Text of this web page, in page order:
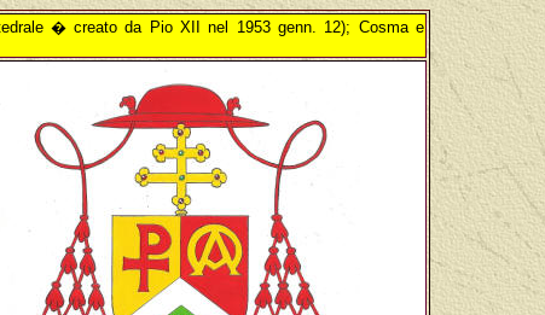
� creato da Pio XII nel 1953 genn. 12); Cosma e